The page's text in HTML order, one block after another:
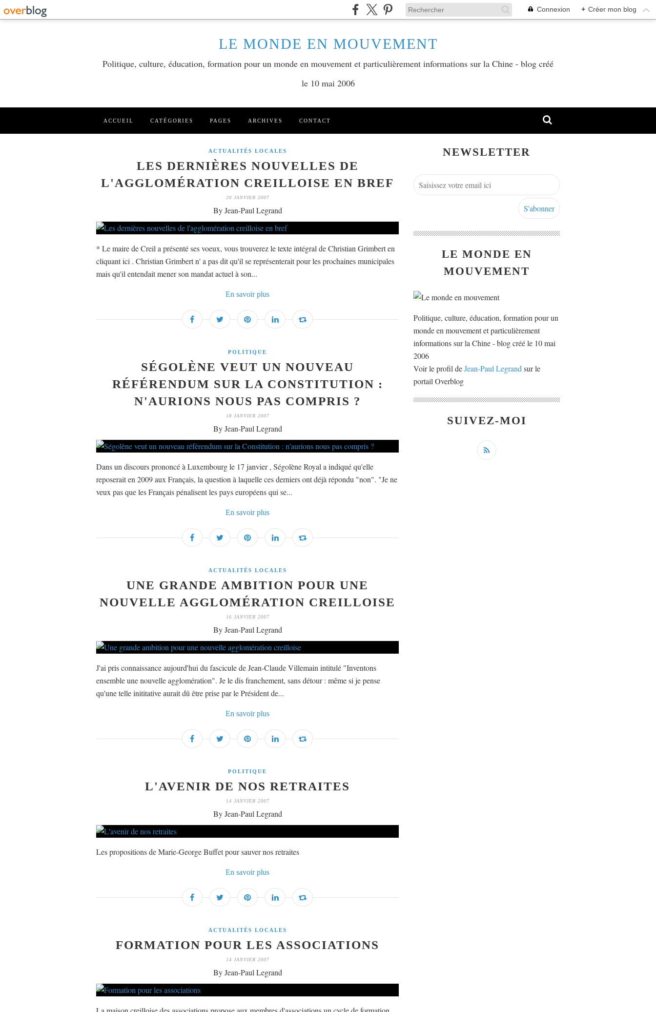
Connexion + Créer mon blog
LE MONDE EN MOUVEMENT
Politique, culture, éducation, formation pour un monde en mouvement et particulièrement informations sur la Chine - blog créé
le 10 mai 2006
ACCUEIL CATÉGORIES PAGES ARCHIVES CONTACT
ACTUALITÉS LOCALES
LES DERNIÈRES NOUVELLES DE
L'AGGLOMÉRATION CREILLOISE EN BREF
20 JANVIER 2007
By Jean-Paul Legrand
* Le maire de Creil a présenté ses voeux, vous trouverez le texte intégral de Christian Grimbert en
cliquant ici . Christian Grimbert n' a pas dit qu'il se représenterait pour les prochaines municipales
mais qu'il entendait mener son mandat actuel à son...
En savoir plus
POLITIQUE
SÉGOLÈNE VEUT UN NOUVEAU
RÉFÉRENDUM SUR LA CONSTITUTION :
N'AURIONS NOUS PAS COMPRIS ?
18 JANVIER 2007
By Jean-Paul Legrand
Dans un discours prononcé à Luxembourg le 17 janvier , Ségolène Royal a indiqué qu'elle
reposerait en 2009 aux Français, la question à laquelle ces derniers ont déjà répondu "non". "Je ne
veux pas que les Français pénalisent les pays européens qui se...
En savoir plus
ACTUALITÉS LOCALES
UNE GRANDE AMBITION POUR UNE
NOUVELLE AGGLOMÉRATION CREILLOISE
16 JANVIER 2007
By Jean-Paul Legrand
J'ai pris connaissance aujourd'hui du fascicule de Jean-Claude Villemain intitulé "Inventons
ensemble une nouvelle agglomération". Je le dis franchement, sans détour : même si je pense
qu'une telle inititative aurait dû être prise par le Président de...
En savoir plus
POLITIQUE
L'AVENIR DE NOS RETRAITES
14 JANVIER 2007
By Jean-Paul Legrand
Les propositions de Marie-George Buffet pour sauver nos retraites
En savoir plus
ACTUALITÉS LOCALES
FORMATION POUR LES ASSOCIATIONS
14 JANVIER 2007
By Jean-Paul Legrand
NEWSLETTER
LE MONDE EN
MOUVEMENT
Politique, culture, éducation, formation pour un
monde en mouvement et particulièrement
informations sur la Chine - blog créé le 10 mai
2006
Voir le profil deJean-Paul Legrand sur le
portail Overblog
SUIVEZ-MOI